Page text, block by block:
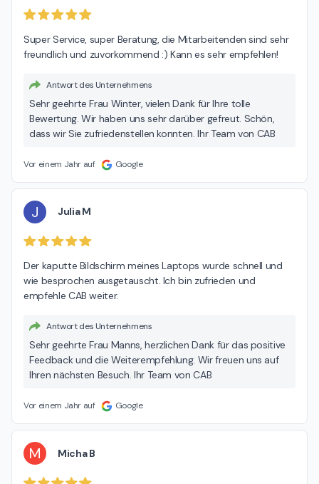
Super Service, super Beratung, die Mitarbeitenden sind sehr
freundlich und zuvorkommend :) Kann es sehr empfehlen!
Antwort des Unternehmens
Sehr geehrte Frau Winter, vielen Dank für Ihre tolle
Bewertung. Wir haben uns sehr darüber gefreut. Schön,
dass wir Sie zufriedenstellen konnten. Ihr Team von CAB
Vor einem Jahr auf Google
J Julia M
Der kaputte Bildschirm meines Laptops wurde schnell und
wie besprochen ausgetauscht. Ich bin zufrieden und
empfehle CAB weiter.
Antwort des Unternehmens
Sehr geehrte Frau Manns, herzlichen Dank für das positive
Feedback und die Weiterempfehlung. Wir freuen uns auf
Ihren nächsten Besuch. Ihr Team von CAB
Vor einem Jahr auf Google
M Micha B